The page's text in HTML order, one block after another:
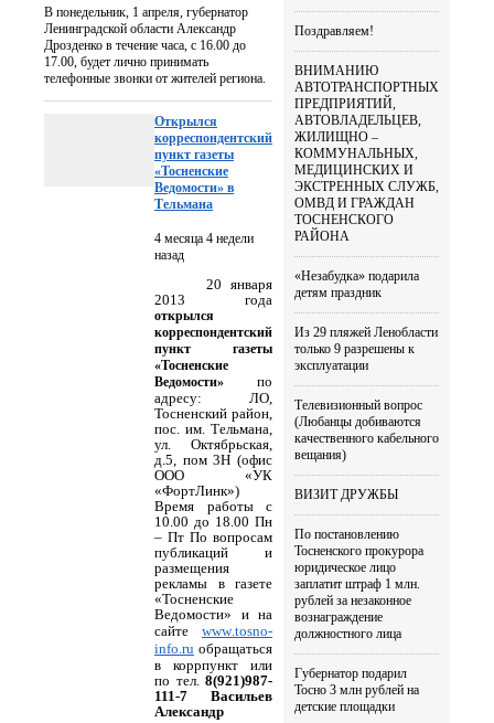
В понедельник, 1 апреля, губернатор
Ленинградской области Александр
Дрозденко в течение часа, с 16.00 до
17.00, будет лично принимать
телефонные звонки от жителей региона.
Открылся
корреспондентский
пункт газеты
«Тосненские
Ведомости» в
Тельмана
4 месяца 4 недели
назад
20 января
2013 года
открылся
корреспондентский
пункт газеты
«Тосненские
Ведомости»
по
адресу: ЛО,
Тосненский район,
пос. им. Тельмана,
ул. Октябрьская,
д.5, пом 3Н (офис
ООО «УК
«ФортЛинк»)
Время работы с
10.00 до 18.00 Пн
– Пт По вопросам
публикаций и
размещения
рекламы в газете
«Тосненские
Ведомости» и на
сайте
www.tosno-
info.ru обращаться
в коррпункт или
по тел. 8(921)987-
111-7 Васильев
Александр
Поздравляем!
ВНИМАНИЮ
АВТОТРАНСПОРТНЫХ
ПРЕДПРИЯТИЙ,
АВТОВЛАДЕЛЬЦЕВ,
ЖИЛИЩНО –
КОММУНАЛЬНЫХ,
МЕДИЦИНСКИХ И
ЭКСТРЕННЫХ СЛУЖБ,
ОМВД И ГРАЖДАН
ТОСНЕНСКОГО
РАЙОНА
«Незабудка» подарила
детям праздник
Из 29 пляжей Ленобласти
только 9 разрешены к
эксплуатации
Телевизионный вопрос
(Любанцы добиваются
качественного кабельного
вещания)
ВИЗИТ ДРУЖБЫ
По постановлению
Тосненского прокурора
юридическое лицо
заплатит штраф 1 млн.
рублей за незаконное
вознаграждение
должностного лица
Губернатор подарил
Тосно 3 млн рублей на
детские площадки